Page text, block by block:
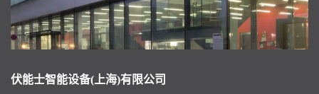
伏能士智能设备(上海)有限公司